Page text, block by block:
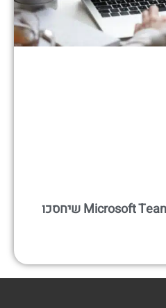
10 טיפים מתקדמים ל-Microsoft Teams שיחסכו